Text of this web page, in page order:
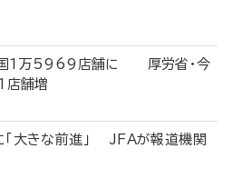
国1万5969店舗に 厚労省・今
店舗増
「大きな前進」 JFAが報道機関